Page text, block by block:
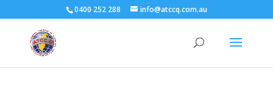
0400 252 288 info@atccq.com.au